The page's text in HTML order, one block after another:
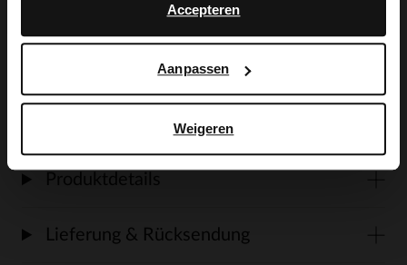
Accepteren
Aanpassen
Weigeren
Businesslook perfekt mit einer hellen
Produktdetails
Lieferung & Rücksendung